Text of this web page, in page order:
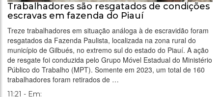
Trabalhadores são resgatados de condições
escravas em fazenda do Piauí
Treze trabalhadores em situação análoga à de escravidão foram
resgatados da Fazenda Paulista, localizada na zona rural do
município de Gilbués, no extremo sul do estado do Piauí. A ação
de resgate foi conduzida pelo Grupo Móvel Estadual do Ministério
Público do Trabalho (MPT). Somente em 2023, um total de 160
trabalhadores foram retirados de …
11:21 - Em: